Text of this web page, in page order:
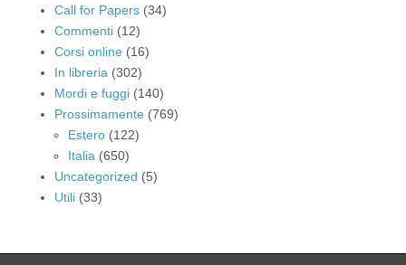
Call for Papers (34)
Commenti (12)
Corsi online (16)
In libreria (302)
Mordi e fuggi (140)
Prossimamente (769)
Estero (122)
Italia (650)
Uncategorized (5)
Utili (33)